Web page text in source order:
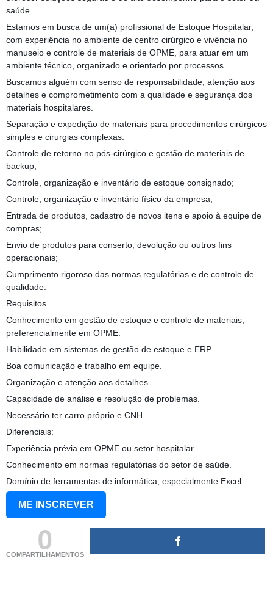
saúde.
Estamos em busca de um(a) profissional de Estoque Hospitalar,
com experiência no ambiente de centro cirúrgico e vivência no
manuseio e controle de materiais de OPME, para atuar em um
ambiente técnico, organizado e orientado por processos.
Buscamos alguém com senso de responsabilidade, atenção aos
detalhes e comprometimento com a qualidade e segurança dos
materiais hospitalares.
Separação e expedição de materiais para procedimentos cirúrgicos
simples e cirurgias complexas.
Controle de retorno no pós-cirúrgico e gestão de materiais de
backup;
Controle, organização e inventário de estoque consignado;
Controle, organização e inventário físico da empresa;
Entrada de produtos, cadastro de novos itens e apoio à equipe de
compras;
Envio de produtos para conserto, devolução ou outros fins
operacionais;
Cumprimento rigoroso das normas regulatórias e de controle de
qualidade.
Requisitos
Conhecimento em gestão de estoque e controle de materiais,
preferencialmente em OPME.
Habilidade em sistemas de gestão de estoque e ERP.
Boa comunicação e trabalho em equipe.
Organização e atenção aos detalhes.
Capacidade de análise e resolução de problemas.
Necessário ter carro próprio e CNH
Diferenciais:
Experiência prévia em OPME ou setor hospitalar.
Conhecimento em normas regulatórias do setor de saúde.
Domínio de ferramentas de informática, especialmente Excel.
ME INSCREVER
0
COMPARTILHAMENTOS